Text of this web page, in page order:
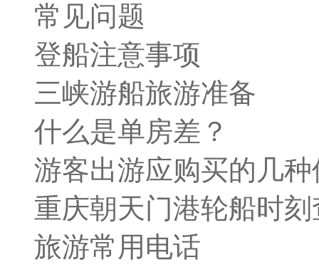
常见问题
登船注意事项
三峡游船旅游准备
什么是单房差？
游客出游应购买的几种
重庆朝天门港轮船时
旅游常用电话